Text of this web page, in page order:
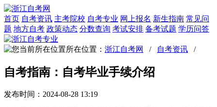
首页 自考资讯 主考院校 自考专业 网上报名 新生指南 常见问
题 地方自考 政策动态 分数查询 考试安排 备考试题 学历问答
所在位置： 浙江自考网 / 自考资讯 /
自考指南：自考毕业手续介绍
发布时间：2024-08-28 13:19